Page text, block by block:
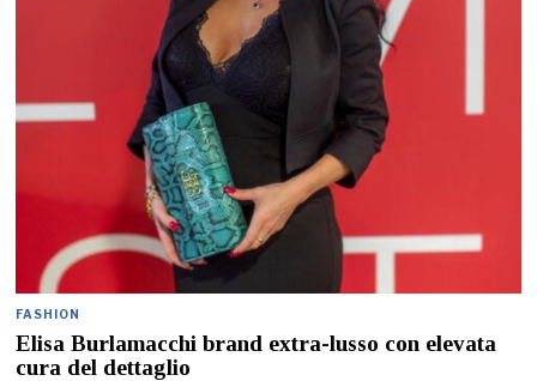
FASHION
Elisa Burlamacchi brand extra-lusso con elevata
cura del dettaglio